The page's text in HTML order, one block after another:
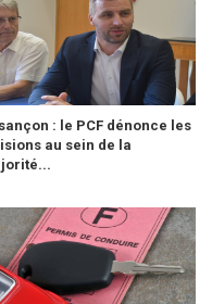
: le PCF dénonce les
au sein de la